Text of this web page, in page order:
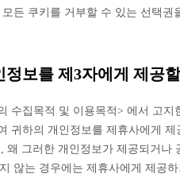
든 쿠키를 거부할 수 있는 선택권
보를 제3자에게 제공
수집목적 및 이용목적> 에서 고
귀하의 개인정보를 제휴사에게
왜 그러한 개인정보가 제공되거
않는 경우에는 제휴사에게 제공